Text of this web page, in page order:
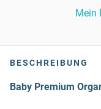
Mein
BESCHREIBUNG
Baby Premium